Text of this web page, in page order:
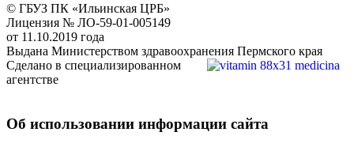
© ГБУЗ ПК «Ильинская ЦРБ»
Лицензия № ЛО-59-01-005149
от 11.10.2019 года
Выдана Министерством здравоохранения Пермского края
Сделано в специализированном
агентстве
Об использовании информации сайта